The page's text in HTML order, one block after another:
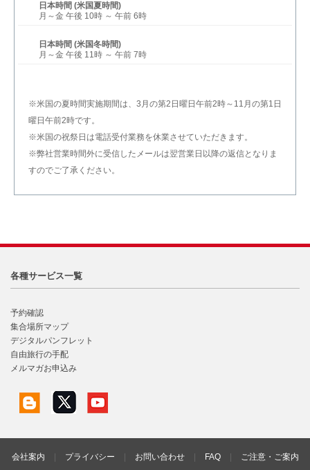
日本時間 (米国夏時間)
月～金 午後 10時 ～ 午前 6時
日本時間 (米国冬時間)
月～金 午後 11時 ～ 午前 7時
※米国の夏時間実施期間は、3月の第2日曜日午前2時～11月の第1日
曜日午前2時です。
※米国の祝祭日は電話受付業務を休業させていただきます。
※弊社営業時間外に受信したメールは翌営業日以降の返信となりま
すのでご了承ください。
各種サービス一覧
予約確認
集合場所マップ
デジタルパンフレット
自由旅行の手配
メルマガお申込み
会社案内 プライバシー お問い合わせ FAQ ご注意・ご案内